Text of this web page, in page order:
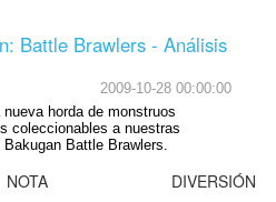
Battle Brawlers - Análisis
2009-10-28 00:00:00
nueva horda de monstruos
coleccionables a nuestras
Battle Brawlers.
NOTA DIVERSIÓN